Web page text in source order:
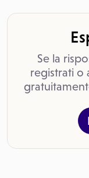
Se la
registrati o